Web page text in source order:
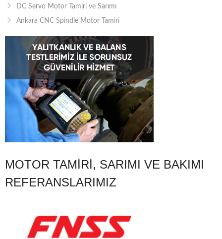
DC Servo Motor Tamiri ve Sarımı
Ankara CNC Spindle Motor Tamiri
MOTOR TAMIRI, SARIMI VE BAKIMI
REFERANSLARIMIZ